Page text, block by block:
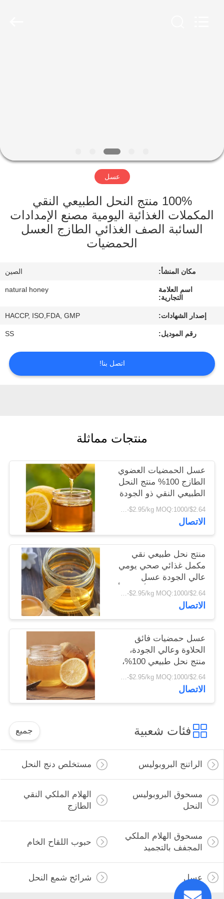
عنا
المعمل
الجودة
اطلب
اقتباس
POLICY
عسل
100% منتج النحل الطبيعي النقي
المكملات الغذائية اليومية مصنع الإمدادات
السائبة الصف الغذائي الطازج العسل
الحمضيات
مكان المنشأ: الصين
اسم العلامة
التجارية:
natural honey
إصدار الشهادات: HACCP, ISO,FDA, GMP
رقم الموديل: SS
اتصل بنا!
منتجات مماثلة
عسل الحمضيات العضوي
الطازج 100% منتج النحل
الطبيعي النقي ذو الجودة
العالية الصف الغذائي
عسل الحمضيات في
عبوات الطبول
$2.64/kg-$2.95/kg MOQ:1000 كجم
الاتصال
منتج نحل طبيعي نقي
مكمل غذائي صحي يومي
عالي الجودة عسل
حمضيات صالح للأكل معبأ
في برميل
$2.64/kg-$2.95/kg MOQ:1000 كجم
الاتصال
عسل حمضيات فائق
الحلاوة وعالي الجودة،
منتج نحل طبيعي 100%،
درجة غذائية، عسل
حمضيات طازج في
عبوات برميلية
$2.64/kg-$2.95/kg MOQ:1000 كجم
الاتصال
فئات شعبية جميع
الراتنج البروبوليس مستخلص دنج النحل
مسحوق البروبوليس
النحل
الهلام الملكي النقي
الطازج
مسحوق الهلام الملكي
المجفف بالتجميد
حبوب اللقاح الخام
عسل شرائح شمع النحل